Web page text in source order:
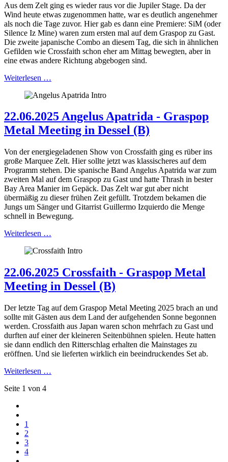
Aus dem Zelt ging es wieder raus vor die Jupiler Stage. Da der
Wind heute etwas zugenommen hatte, war es deutlich angenehmer
als noch die Tage zuvor. Hier gab es dann eine Premiere: SiM (oder
Silence Iz Mine) waren zum ersten mal auf dem Graspop zu Gast.
Die zweite japanische Combo an diesem Tag, die sich in ähnlichen
Gefilden wie Crossfaith schon eher am Mittag bewegten, aber in
eine etwas andere Richtung abgebogen sind.
Weiterlesen …
22.06.2025 Angelus Apatrida - Graspop
Metal Meeting in Dessel (B)
Von der energiegeladenen Show von Crossfaith ging es rüber ins
große Marquee Zelt. Hier sollte jetzt was klassischeres auf dem
Programm stehen. Die spanische Band Angelus Apatrida war zum
zweiten Mal auf dem Graspop zu Gast und hatte Thrash in bester
Bay Area Manier im Gepäck. Das Zelt war gut aber nicht
übermäßig zu dieser frühen Zeit gefüllt. Trotzdem bekamen die
Jungs um Sänger und Gitarrist Guillermo Izquierdo die Menge
schnell in Bewegung.
Weiterlesen …
22.06.2025 Crossfaith - Graspop Metal
Meeting in Dessel (B)
Der letzte Tag auf dem Graspop Metal Meeting 2025 brach an und
sollte mit Gästen aus dem Land der aufgehenden Sonne begonnen
werden. Crossfaith aus Japan waren schon mehrfach zu Gast und
durften auf einer der kleineren Seitenbühnen spielen. Heute hatten
sie dann endlich den Ritterschlag erhalten die Mainstages zu
eröffnen. Und sie lieferten wirklich ein beeindruckendes Set ab.
Weiterlesen …
Seite 1 von 4
1
2
3
4